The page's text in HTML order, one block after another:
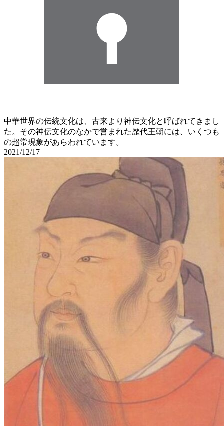
中華世界の伝統文化は、古来より神伝文化と呼ばれてきまし
た。その神伝文化のなかで営まれた歴代王朝には、いくつも
の超常現象があらわれています。
2021/12/17